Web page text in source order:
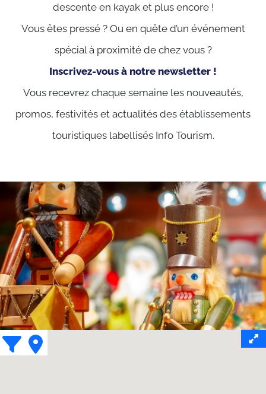
descente en kayak et plus encore !
Vous êtes pressé ? Ou en quête d’un événement
spécial à proximité de chez vous ?
Inscrivez-vous à notre newsletter !
Vous recevrez chaque semaine les nouveautés,
promos, festivités et actualités des établissements
touristiques labellisés Info Tourism.